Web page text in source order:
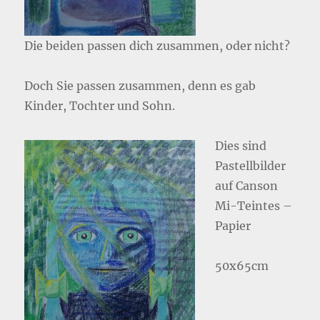
Die beiden passen dich zusammen, oder nicht?
Doch Sie passen zusammen, denn es gab
Kinder, Tochter und Sohn.
Dies sind
Pastellbilder
auf Canson
Mi-Teintes –
Papier
50x65cm